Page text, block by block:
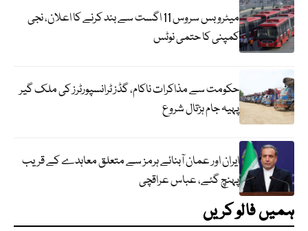
میٹرو بس سروس 11 اگست سے بند کرنے کا اعلان، نجی
کمپنی کا حتمی نوٹس
حکومت سے مذاکرات ناکام، گڈز ٹرانسپورٹرز کی ملک گیر
پہیہ جام ہڑتال شروع
ایران اور عمان آبنائے ہرمز سے متعلق معاہدے کے قریب
پہنچ گئے، عباس عراقچی
ہمیں فالو کریں